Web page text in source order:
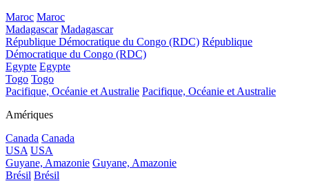
Maroc Maroc
Madagascar Madagascar
République Démocratique du Congo (RDC) République
Démocratique du Congo (RDC)
Egypte Egypte
Togo Togo
Pacifique, Océanie et Australie Pacifique, Océanie et Australie
Amériques
Canada Canada
USA USA
Guyane, Amazonie Guyane, Amazonie
Brésil Brésil